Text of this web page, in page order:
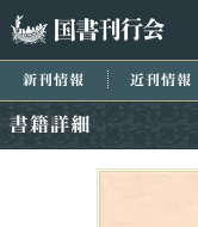
新刊情報